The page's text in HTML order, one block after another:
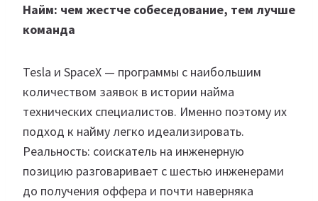
Найм: чем жестче собеседование, тем лучше
команда
Tesla и SpaceX — программы с наибольшим
количеством заявок в истории найма
технических специалистов. Именно поэтому их
подход к найму легко идеализировать.
Реальность: соискатель на инженерную
позицию разговаривает с шестью инженерами
до получения оффера и почти наверняка